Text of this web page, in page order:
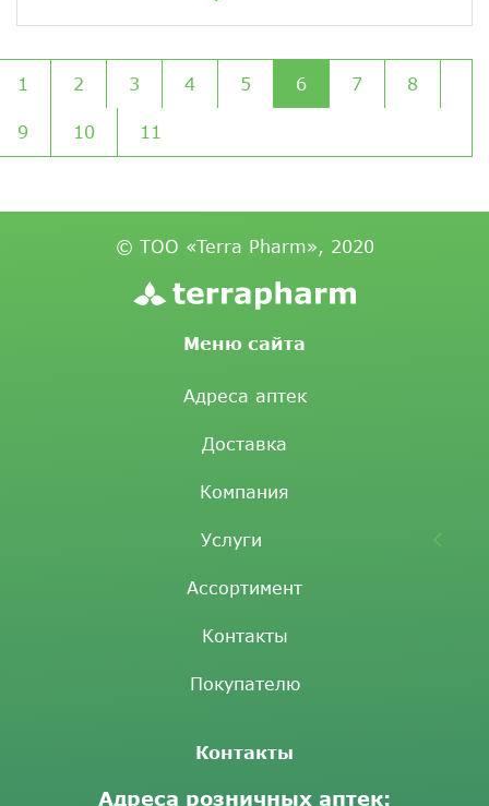
1 2 3 4 5 6 7 8
9 10 11
© ТОО «Terra Pharm», 2020
Меню сайта
Адреса аптек
Доставка
Компания
Услуги
Ассортимент
Контакты
Покупателю
Контакты
Адреса розничных аптек: